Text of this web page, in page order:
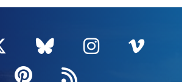
une nouvelle fenêtre
Twitter
, Ouvre une nouvelle
Bluesky
, Ouvre une
Instagram
, Ouvre
,
Pinterest
, Ouvre une
Flux RSS